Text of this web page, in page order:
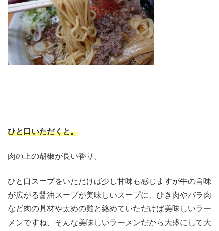
ひと口いただくと。
肉の上の胡椒が良い香り。
ひと口スープをいただけば少し甘味も感じますが牛の旨味
が広がる醤油スープが美味しいスープに、ひき肉やバラ肉
など肉の具材や太めの麺と絡めていただけば美味しいラー
メンですね、そんな美味しいラーメンだから大盛にして大